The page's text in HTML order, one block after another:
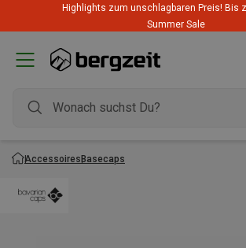
Highlights zum unschlagbaren Preis! Bis
Summer Sale
AccessoiresBasecaps